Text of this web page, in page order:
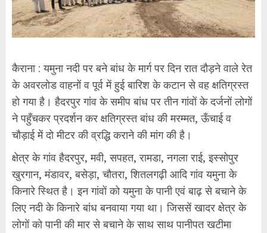
कैराना : यमुना नदी पर बने बांध के मार्ग पर दिन रात दौड़ने वाले रेत
के अवरलोड वाहनों व पूर्व में हुई बारिश के कटान से वह क्षतिग्रस्त
हो गया है। हैदरपुर गांव के समीप बांध पर तीन गांवों के दर्जनों लोगों
ने पहुँचकर प्रदर्शन कर क्षतिग्रस्त बांध की मरम्मत, ऊँचाई व
चौड़ाई में दो मीटर की व्रद्धि कराने की मांग की है।
क्षेत्र के गांव हैदरपुर, मवी, सपहत, रामडा, नगला राई, इस्सोपुर
खुरगान, मंडावर, बसेड़ा, चौतरा, शितलगढ़ी आदि गांव यमुना के
किनारे स्थित है। इन गांवों को यमुना के पानी एवं बाढ़ से बचाने के
लिए नदी के किनारे बांध बनवाया गया था। जिससें खादर क्षेत्र के
लोगों को पानी की मार से बचाने के साथ साथ पानीपत खटीमा